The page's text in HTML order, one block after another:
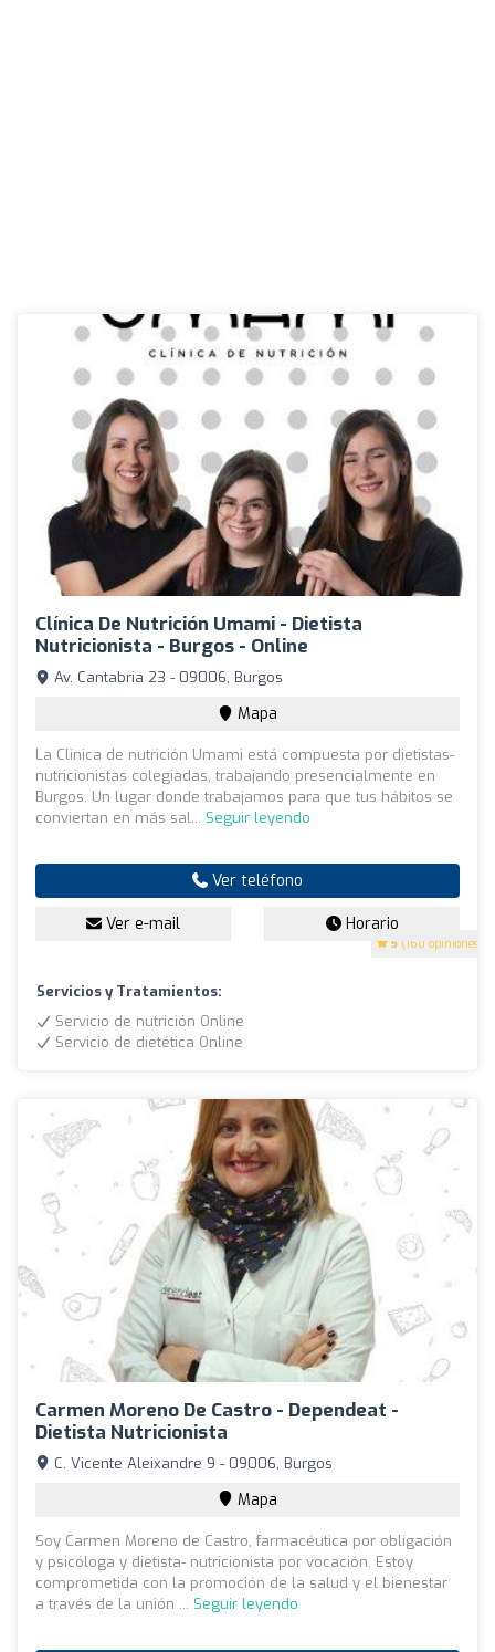
Clínica De Nutrición Umami - Dietista
Nutricionista - Burgos - Online
5 (160 opiniones)
Av. Cantabria 23 - 09006, Burgos
Mapa
La Clínica de nutrición Umami está compuesta por dietistas-
nutricionistas colegiadas, trabajando presencialmente en
Burgos. Un lugar donde trabajamos para que tus hábitos se
conviertan en más sal... Seguir leyendo
Ver teléfono
Ver e-mail Horario
Servicios y Tratamientos:
Servicio de nutrición Online
Servicio de dietética Online
Carmen Moreno De Castro - Dependeat -
Dietista Nutricionista
C. Vicente Aleixandre 9 - 09006, Burgos
Mapa
Soy Carmen Moreno de Castro, farmacéutica por obligación
y psicóloga y dietista- nutricionista por vocación. Estoy
comprometida con la promoción de la salud y el bienestar
a través de la unión ... Seguir leyendo